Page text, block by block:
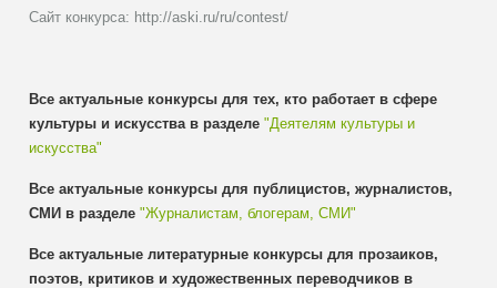
Сайт конкурса: http://aski.ru/ru/contest/
Все актуальные конкурсы для тех, кто работает в сфере
культуры и искусства в разделе"Деятелям культуры и
искусства"
Все актуальные конкурсы для публицистов, журналистов,
СМИ в разделе"Журналистам, блогерам, СМИ"
Все актуальные литературные конкурсы для прозаиков,
поэтов, критиков и художественных переводчиков в